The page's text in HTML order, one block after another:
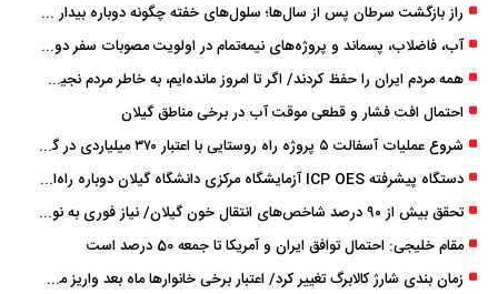
راز بازگشت سرطان پس از سال‌ها؛ سلول‌های خفته چگونه دوباره بیدار می‌شوند؟
آب، فاضلاب، پسماند و پروژه‌های نیمه‌تمام در اولویت مصوبات سفر دولت
همه مردم ایران را حفظ کردند/ اگر تا امروز مانده‌ایم، به ‌خاطر مردم نجیب ایران بوده است
احتمال افت فشار و قطعی موقت آب در برخی مناطق گیلان
شروع عملیات آسفالت ۵ پروژه راه ‌روستایی با اعتبار ۳۷۰ میلیاردی در گیلان
دستگاه پیشرفته ICP OES آزمایشگاه مرکزی دانشگاه گیلان دوباره راه‌اندازی شد
تحقق بیش از ۹۰ درصد شاخص‌های انتقال خون گیلان/ نیاز فوری به نوسازی تجهیزات آزمایشگاهی
مقام خلیجی: احتمال توافق ایران و آمریکا تا جمعه 50 درصد است
زمان ‌بندی شارژ کالابرگ تغییر کرد/ اعتبار برخی خانوارها ماه بعد واریز می‌شود